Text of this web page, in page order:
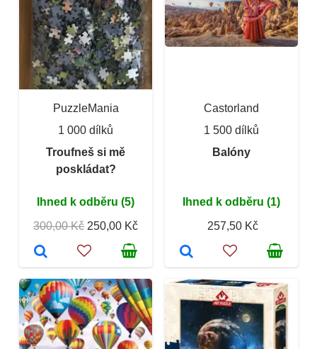
PuzzleMania
1 000 dílků
Troufneš si mě
poskládat?
Ihned k odběru (5)
300,00 Kč 250,00 Kč
Castorland
1 500 dílků
Balóny
Ihned k odběru (1)
257,50 Kč